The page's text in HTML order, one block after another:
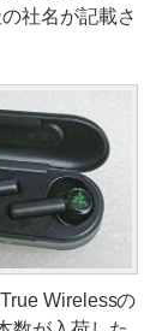
社名が記載さ
Wirelessの